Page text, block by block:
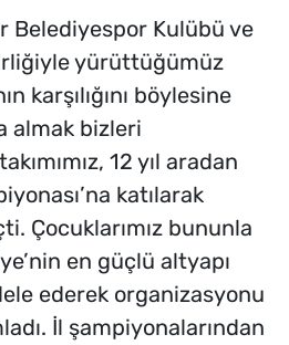
Belediyespor Kulübü ve
yürüttüğümüz
karşılığını böylesine
almak bizleri
12 yıl aradan
katılarak
Çocuklarımız bununla
en güçlü altyapı
ederek organizasyonu
İl şampiyonalarından